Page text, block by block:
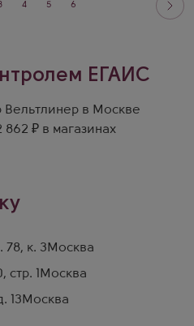
4 5 6
ЕГАИС
Вельтлинер в Москве
862 ₽ в магазинах
к. 3 Москва
1
Москва
13 Москва